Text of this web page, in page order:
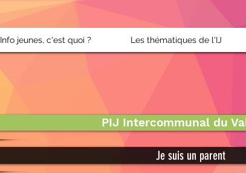
Info jeunes, c'est quoi ? Les thématiques de l'IJ
PIJ Intercommunal du
Je suis un parent